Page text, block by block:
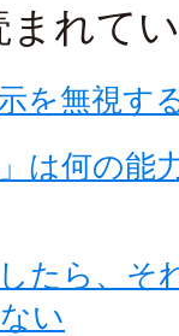
まれて
を無視す
は何の能
たら、そ
い